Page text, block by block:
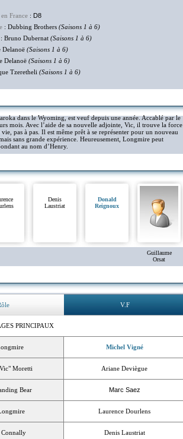
France : D8
: Dubbing Brothers (Saisons 1 à 6)
: Bruno Dubernat (Saisons 1 à 6)
Delanoë (Saisons 1 à 6)
(Saisons 1 à 6)
(Saisons 1 à 6)
dans le Wyoming, est veuf depuis une année. Accablé par le
mois. Avec l’aide de sa nouvelle adjointe, Vic, il trouve la force
pas à pas. Il est même prêt à se représenter pour un nouveau
sans grande expérience. Heureusement, Longmire peut
au nom d’Henry.
Denis
Laustriat
Donald
Reignoux
Guillaume
Orsat
V.F
PRINCIPAUX
Michel Vigné
Moretti Ariane Deviègue
Bear Marc Saez
Laurence Dourlens
Connally Denis Laustriat